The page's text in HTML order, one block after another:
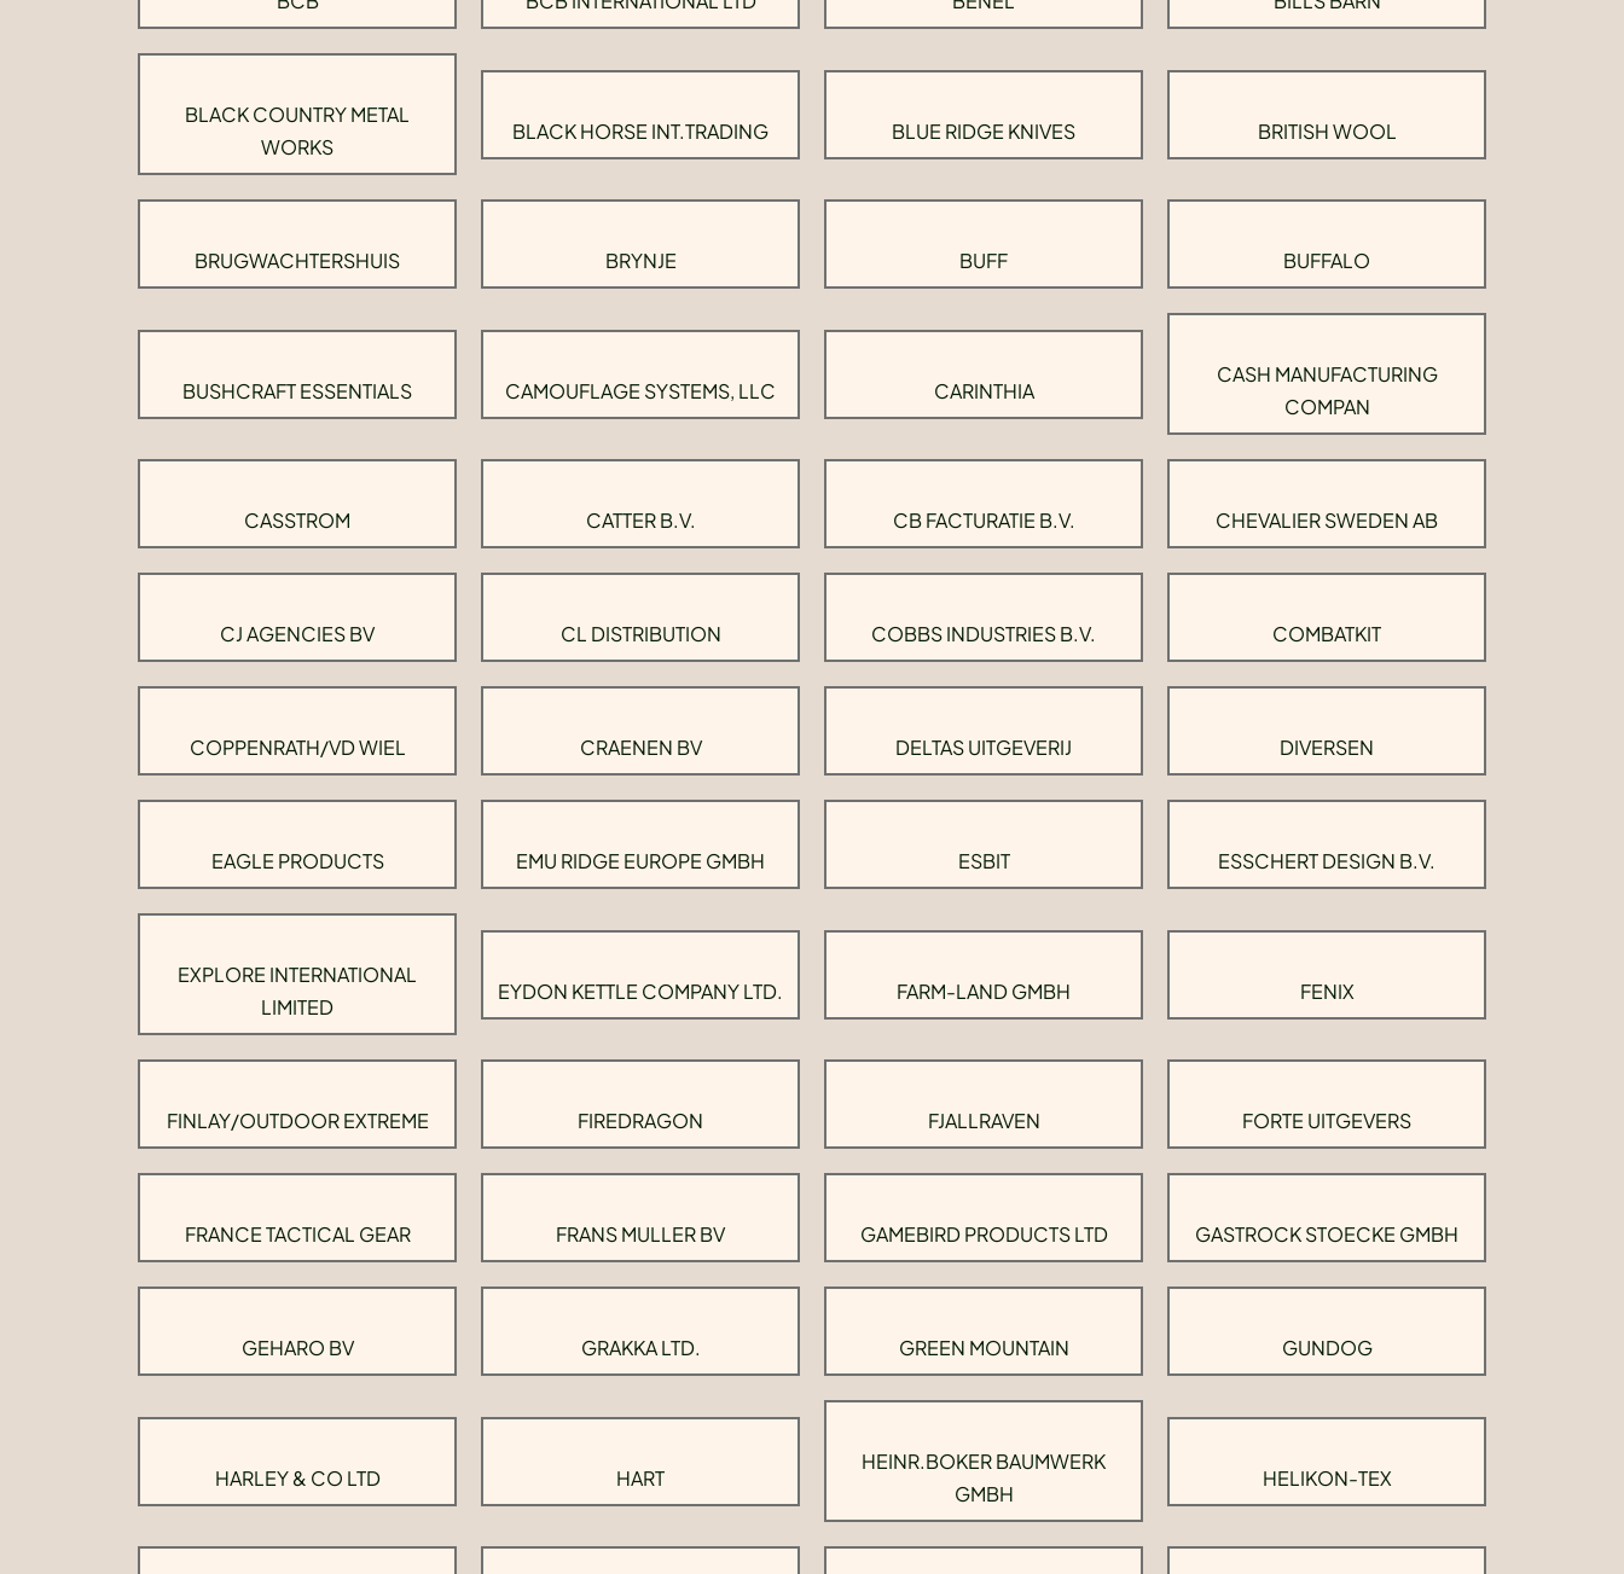
BLACK COUNTRY METAL
WORKS
BLACK HORSE INT.TRADING BLUE RIDGE KNIVES BRITISH WOOL
BRUGWACHTERSHUIS BRYNJE BUFF BUFFALO
BUSHCRAFT ESSENTIALS CAMOUFLAGE SYSTEMS, LLC CARINTHIA
CASH MANUFACTURING
COMPAN
CASSTROM CATTER B.V. CB FACTURATIE B.V. CHEVALIER SWEDEN AB
CJ AGENCIES BV CL DISTRIBUTION COBBS INDUSTRIES B.V. COMBATKIT
COPPENRATH/VD WIEL CRAENEN BV DELTAS UITGEVERIJ DIVERSEN
EAGLE PRODUCTS EMU RIDGE EUROPE GMBH ESBIT ESSCHERT DESIGN B.V.
EXPLORE INTERNATIONAL
LIMITED
EYDON KETTLE COMPANY LTD. FARM-LAND GMBH FENIX
FINLAY/OUTDOOR EXTREME FIREDRAGON FJALLRAVEN FORTE UITGEVERS
FRANCE TACTICAL GEAR FRANS MULLER BV GAMEBIRD PRODUCTS LTD GASTROCK STOECKE GMBH
GEHARO BV GRAKKA LTD. GREEN MOUNTAIN GUNDOG
HARLEY & CO LTD HART
HEINR.BOKER BAUMWERK
GMBH
HELIKON-TEX